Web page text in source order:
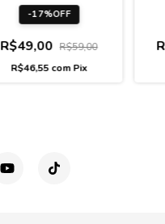
-17%OFF
R$49,00 R$59,00
R$46,55com Pix